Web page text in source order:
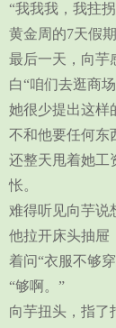
“我我我，我拄
黄金周的7天假
最后一天，向芋
白“咱们去逛商
她很少提出这样
不和他要任何东
还整天甩着她工
怅。
难得听见向芋说
他拉开床头抽屉
着问“衣服不够
“够啊。”
向芋扭头，指了